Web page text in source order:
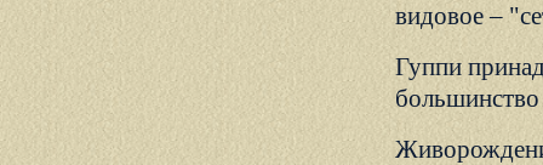
видовое –
Гуппи